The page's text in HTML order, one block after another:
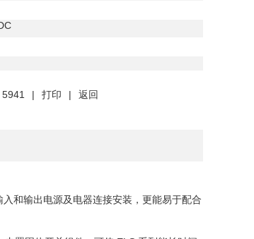
| 打印 | 返回
和输出电源及电器连接安装，更能易于配合